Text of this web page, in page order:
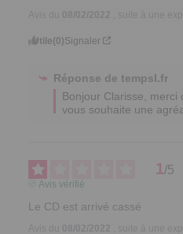
08/02/2022 , suite à une
Utile(0)Signaler
Réponse detempsl.fr
Bonjour Clarisse,
vous souhaite une
1/5
Avis vérifié
Le CD est arrivé cassé